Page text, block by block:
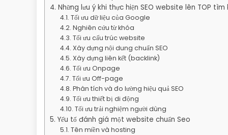
Những lưu ý khi thực hiện SEO website lên TOP tìm
Tối ưu dữ liệu của Google
Nghiên cứu từ khóa
Tối ưu cấu trúc website
Xây dựng nội dung chuẩn SEO
Xây dựng liên kết (backlink)
Tối ưu Onpage
Tối ưu Off-page
Phân tích và đo lường hiệu quả SEO
Tối ưu thiết bị di động
Tối ưu trải nghiệm người dùng
Yếu tố đánh giá một website chuẩn Seo
Tên miền và hosting